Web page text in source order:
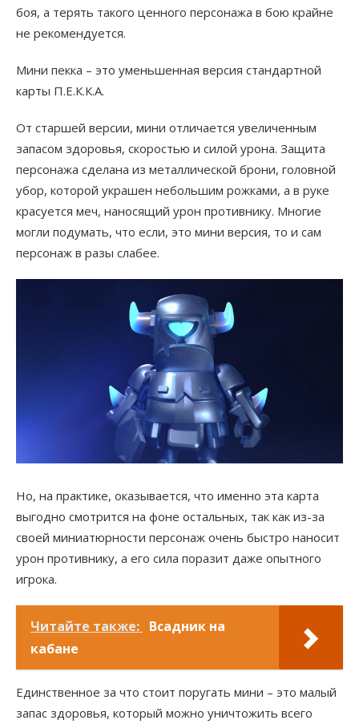
боя, а терять такого ценного персонажа в бою крайне
не рекомендуется.
Мини пекка – это уменьшенная версия стандартной
карты П.Е.К.К.А.
От старшей версии, мини отличается увеличенным
запасом здоровья, скоростью и силой урона. Защита
персонажа сделана из металлической брони, головной
убор, которой украшен небольшим рожками, а в руке
красуется меч, наносящий урон противнику. Многие
могли подумать, что если, это мини версия, то и сам
персонаж в разы слабее.
Но, на практике, оказывается, что именно эта карта
выгодно смотрится на фоне остальных, так как из-за
своей миниатюрности персонаж очень быстро наносит
урон противнику, а его сила поразит даже опытного
игрока.
Читайте также: Всадник на
кабане
Единственное за что стоит поругать мини – это малый
запас здоровья, который можно уничтожить всего